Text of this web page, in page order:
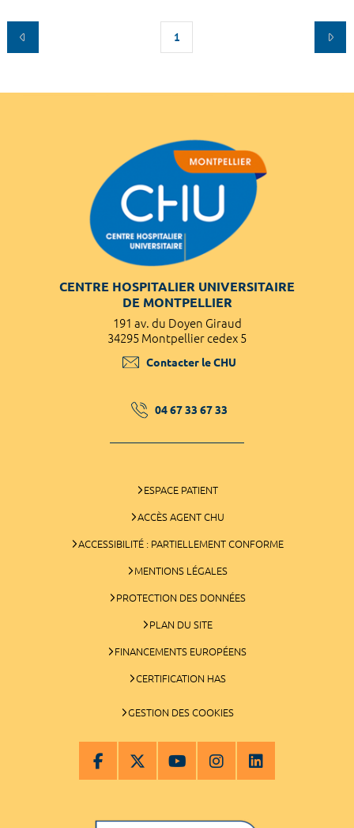
1
CENTRE HOSPITALIER UNIVERSITAIRE
DE MONTPELLIER
191 av. du Doyen Giraud
34295 Montpellier cedex 5
Contacter le CHU
04 67 33 67 33
ESPACE PATIENT
ACCÈS AGENT CHU
ACCESSIBILITÉ : PARTIELLEMENT CONFORME
MENTIONS LÉGALES
PROTECTION DES DONNÉES
PLAN DU SITE
FINANCEMENTS EUROPÉENS
CERTIFICATION HAS
GESTION DES COOKIES